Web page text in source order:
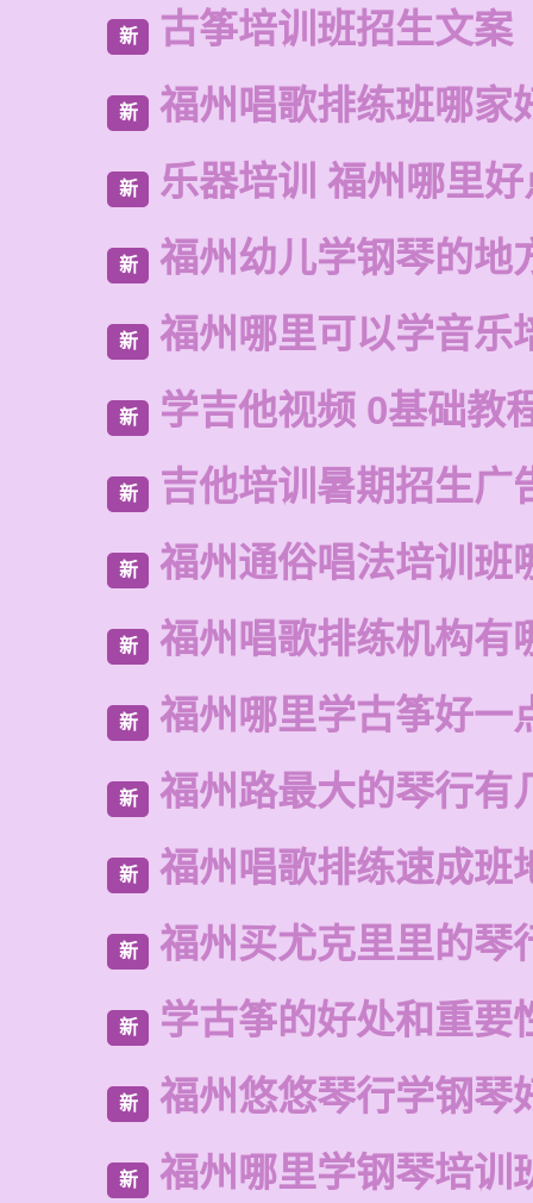
新 古筝培训班招生文案
新 福州唱歌排练班哪家
新 乐器培训 福州哪里
新 福州幼儿学钢琴的地
新 福州哪里可以学音乐
新 学吉他视频 0基础教
新 吉他培训暑期招生广
新 福州通俗唱法培训班
新 福州唱歌排练机构有
新 福州哪里学古筝好一
新 福州路最大的琴行有
新 福州唱歌排练速成班
新 福州买尤克里里的琴
新 学古筝的好处和重要
新 福州悠悠琴行学钢琴
新 福州哪里学钢琴培训